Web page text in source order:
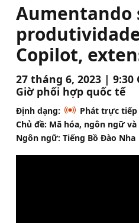
Aumentando
Copilot,
27 tháng 6, 2023 | 9:30
Giờ phối hợp quốc tế
Định dạng:
Phát trực tiếp
Chủ đề: Mã hóa, ngôn ngữ
Ngôn ngữ: Tiếng Bồ Đào Nha